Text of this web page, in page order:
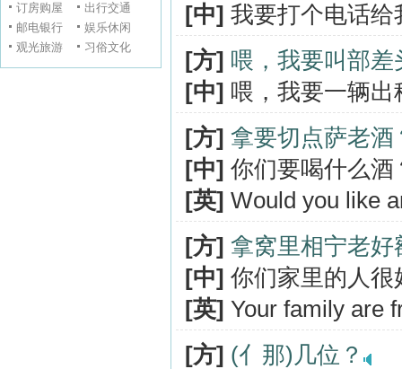
订房购屋
出行交通
邮电银行
娱乐休闲
观光旅游
习俗文化
[中] 我要打个电话给
[方] 喂，我要叫部
[中] 喂，我要一辆
[方] 拿要切点萨老酒
[中] 你们要喝什么酒
[英] Would you like
[方] 拿窝里相宁老好
[中] 你们家里的人很
[英] Your family are
[方] (亻那)几位？